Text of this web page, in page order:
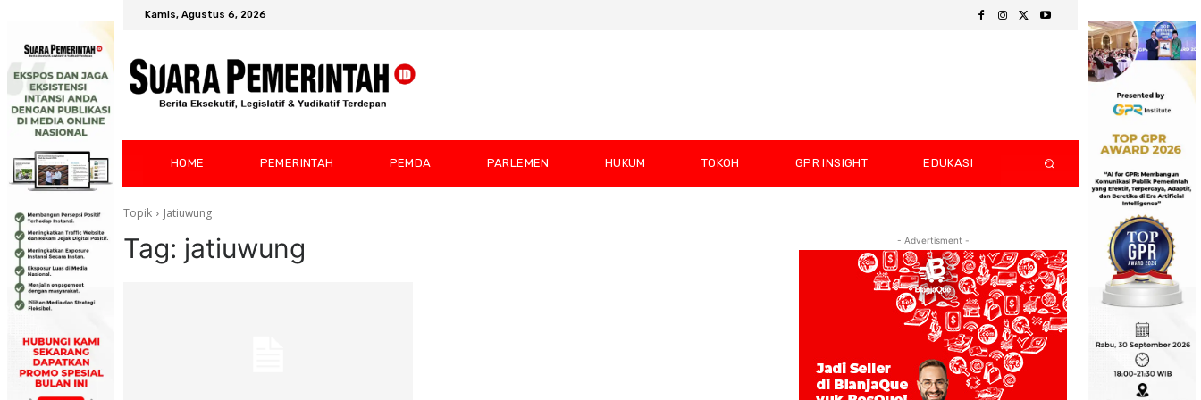
Kamis, Agustus 6, 2026
HOME PEMERINTAH PEMDA PARLEMEN HUKUM TOKOH GPR INSIGHT EDUKASI
Topik Jatiuwung
Tag: jatiuwung - Advertisment -